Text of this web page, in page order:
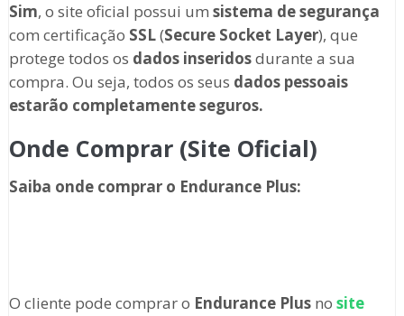
Sim, o site oficial possui um sistema de segurança
com certificação SSL(Secure Socket Layer), que
protege todos os dados inseridosdurante a sua
compra. Ou seja, todos os seus dados pessoais
estarão completamente seguros.
Onde Comprar (Site Oficial)
Saiba onde comprar o Endurance Plus:
O cliente pode comprar o Endurance Plusno site